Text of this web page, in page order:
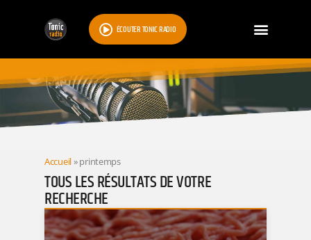
ÉCOUTER TONIC RADIO
RESULTATS
Accueil»printemps
TOUS LES RÉSULTATS DE VOTRE
RECHERCHE